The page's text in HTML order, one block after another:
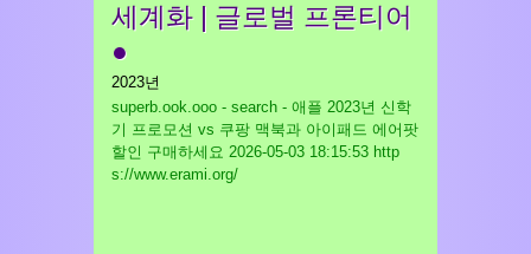
세계화 | 글로벌 프론티어
●
2023년
superb.ook.ooo - search - 애플 2023년 신학
기 프로모션 vs 쿠팡 맥북과 아이패드 에어팟
할인 구매하세요 2026-05-03 18:15:53 http
s://www.erami.org/